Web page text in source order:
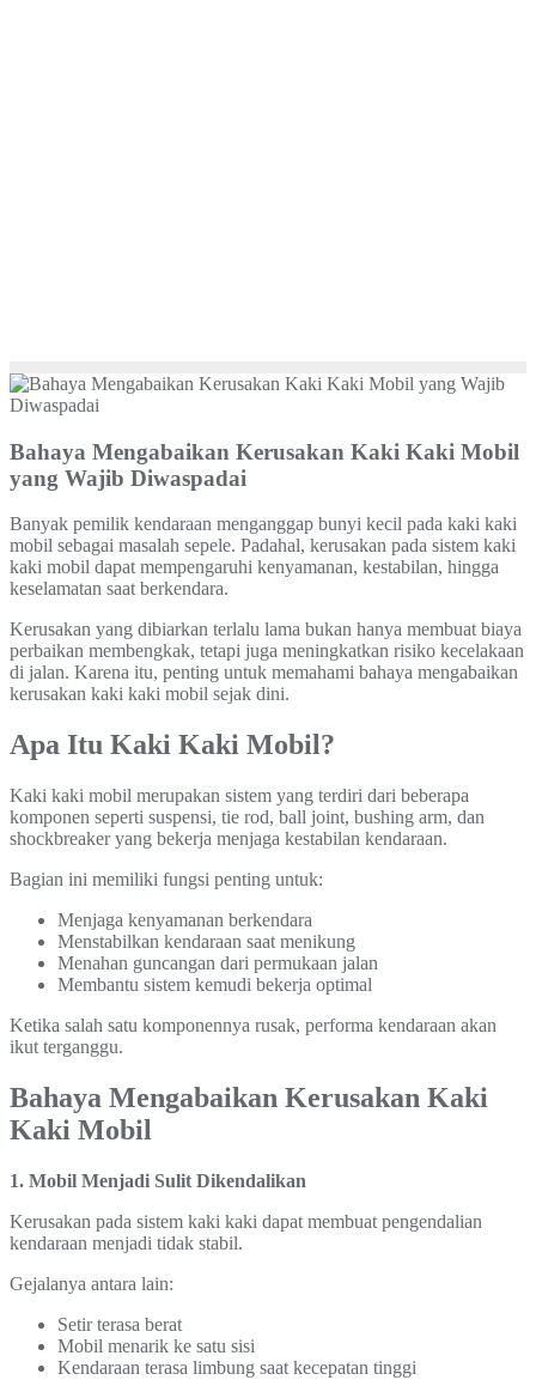
Bahaya Mengabaikan Kerusakan Kaki Kaki Mobil
yang Wajib Diwaspadai
Banyak pemilik kendaraan menganggap bunyi kecil pada kaki kaki
mobil sebagai masalah sepele. Padahal, kerusakan pada sistem kaki
kaki mobil dapat mempengaruhi kenyamanan, kestabilan, hingga
keselamatan saat berkendara.
Kerusakan yang dibiarkan terlalu lama bukan hanya membuat biaya
perbaikan membengkak, tetapi juga meningkatkan risiko kecelakaan
di jalan. Karena itu, penting untuk memahami bahaya mengabaikan
kerusakan kaki kaki mobil sejak dini.
Apa Itu Kaki Kaki Mobil?
Kaki kaki mobil merupakan sistem yang terdiri dari beberapa
komponen seperti suspensi, tie rod, ball joint, bushing arm, dan
shockbreaker yang bekerja menjaga kestabilan kendaraan.
Bagian ini memiliki fungsi penting untuk:
Menjaga kenyamanan berkendara
Menstabilkan kendaraan saat menikung
Menahan guncangan dari permukaan jalan
Membantu sistem kemudi bekerja optimal
Ketika salah satu komponennya rusak, performa kendaraan akan
ikut terganggu.
Bahaya Mengabaikan Kerusakan Kaki
Kaki Mobil
1. Mobil Menjadi Sulit Dikendalikan
Kerusakan pada sistem kaki kaki dapat membuat pengendalian
kendaraan menjadi tidak stabil.
Gejalanya antara lain:
Setir terasa berat
Mobil menarik ke satu sisi
Kendaraan terasa limbung saat kecepatan tinggi